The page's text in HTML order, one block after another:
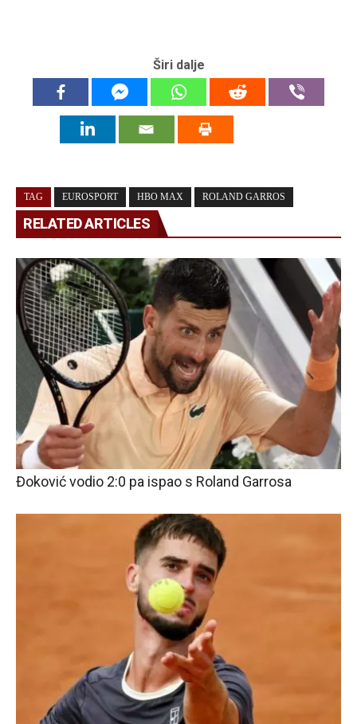
Širi dalje
TAG EUROSPORT HBO MAX ROLAND GARROS
RELATED ARTICLES
Đoković vodio 2:0 pa ispao s Roland Garrosa